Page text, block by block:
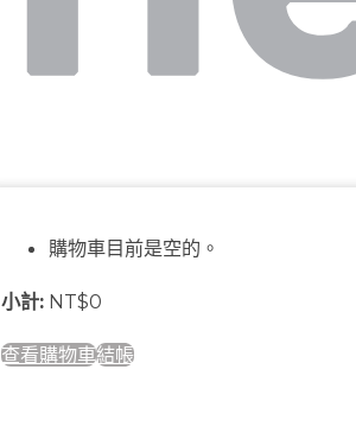
購物車目前是空的。
小計: NT$0
查看購物車結帳